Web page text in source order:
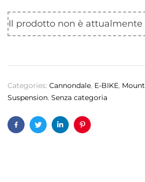
Il prodotto non è
Categories: Cannondale, E-BIKE,
Suspension, Senza categoria
FacebookTwitterLinkedinPinterest